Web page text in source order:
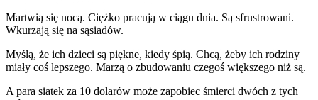
Martwią się nocą. Ciężko pracują w ciągu dnia. Są sfrustrowani.
Wkurzają się na sąsiadów.
Myślą, że ich dzieci są piękne, kiedy śpią. Chcą, żeby ich rodziny
miały coś lepszego. Marzą o zbudowaniu czegoś większego niż są.
A para siatek za 10 dolarów może zapobiec śmierci dwóch z tych